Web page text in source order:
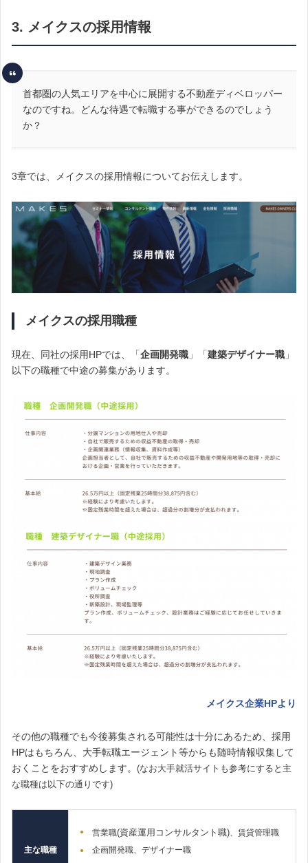
3. メイクスの採用情報
首都圏の人気エリアを中心に展開する不動産ディベロッパー
なのですね。どんな待遇で転職する事ができるのでしょう
か？
3章では、メイクスの採用情報についてお伝えします。
メイクスの採用職種
現在、同社の採用HPでは、「企画開発職 」「建築デザイナー職 」
以下の職種で中途の募集があります。
メイクス企業HPより
その他の職種でも今後募集される可能性は十分にあるため、採用
HPはもちろん、 大手転職エージェント等からも随時情報収集して
おくことをおすすめします。 (なお大手就活サイトも参考にすると 主
な職種は以下の通りです)
主な職種
営業職(資産運用コンサルタント職)、賃貸管理職
企画開発職、デザイナー職